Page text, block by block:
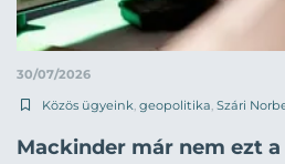
30/07/2026
Közös ügyeink, geopolitika, Szári
Mackinder már nem ezt